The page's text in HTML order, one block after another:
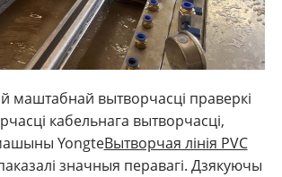
маштабнай вытворчасці праверкі
кабельнага вытворчасці,
YongteВытворчая лінія PVC
значныя перавагі. Дзякуючы